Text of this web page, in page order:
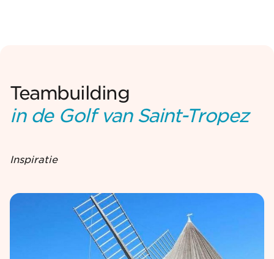
Teambuilding
in de Golf van Saint-Tropez
Inspiratie